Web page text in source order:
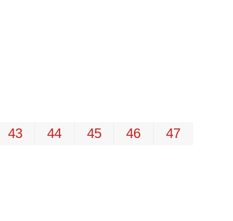
43 44 45 46
47